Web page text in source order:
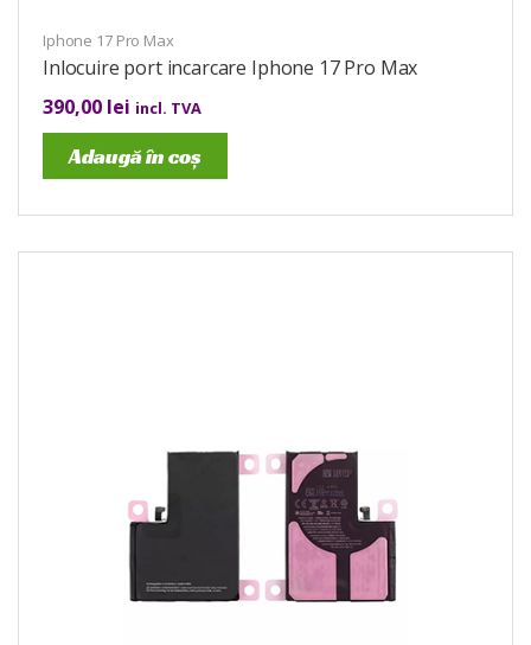
Iphone 17 Pro Max
Inlocuire port incarcare Iphone 17 Pro Max
390,00 lei incl. TVA
Adaugă în coș